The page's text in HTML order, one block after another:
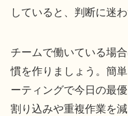
していると、判断に迷
チームで働いている場
慣を作りましょう。簡
ーティングで今日の最
割り込みや重複作業を減